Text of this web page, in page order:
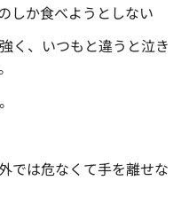
しか食べようとしない
く、いつもと違うと泣き
では危なくて手を離せな